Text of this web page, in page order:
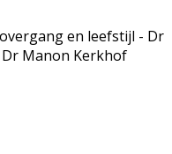
en leefstijl - Dr
Manon Kerkhof